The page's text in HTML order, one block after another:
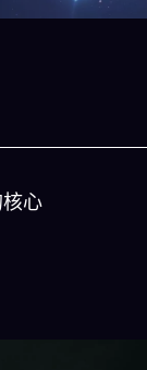
心